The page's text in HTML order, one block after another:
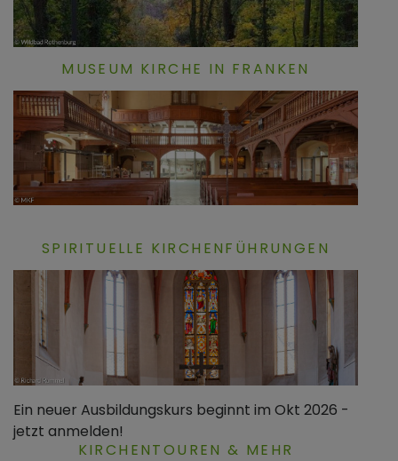
MUSEUM KIRCHE IN FRANKEN
SPIRITUELLE KIRCHENFÜHRUNGEN
Ein neuer Ausbildungskurs beginnt im Okt 2026 -
jetzt anmelden!
KIRCHENTOUREN & MEHR